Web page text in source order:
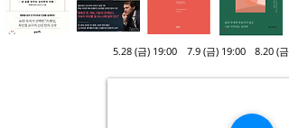
5.28 (금) 19:00 7.9 (금) 19:00 8.20 (금